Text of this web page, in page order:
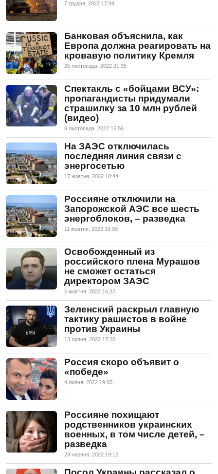
7 грудня, 2022 17:49
Банковая объяснила, как
Европа должна реагировать на
кровавую политику Кремля
25 листопада, 2022 21:35
Спектакль с «бойцами ВСУ»:
пропагандисты придумали
страшилку за 10 млн рублей
(видео)
9 листопада, 2022 16:56
На ЗАЭС отключилась
последняя линия связи с
энергосетью
17 жовтня, 2022 10:44
Россияне отключили на
Запорожской АЭС все шесть
энергоблоков, – разведка
11 жовтня, 2022 19:00
Освобожденный из
российского плена Мурашов
не сможет остаться
директором ЗАЭС
5 жовтня, 2022 16:32
Зеленский раскрыл главную
тактику рашистов в войне
против Украины
13 липня, 2022 17:20
Россия скоро объявит о
«победе»
4 липня, 2022 19:00
Россияне похищают
родственников украинских
военных, в том числе детей, –
разведка
24 червня, 2022 19:12